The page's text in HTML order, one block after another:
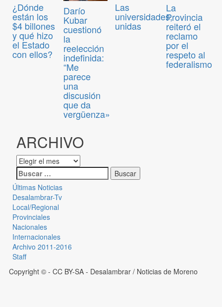
¿Dónde
están los
$4 billones
y qué hizo
el Estado
con ellos?
Darío
Kubar
cuestionó
la
reelección
indefinida:
“Me
parece
una
discusión
que da
vergüenza»
Las
universidades,
unidas
La
Provincia
reiteró el
reclamo
por el
respeto al
federalismo
ARCHIVO
Últimas Noticias
Desalambrar-Tv
Local/Regional
Provinciales
Nacionales
Internacionales
Archivo 2011-2016
Staff
Copyright © - CC BY-SA - Desalambrar / Noticias de Moreno